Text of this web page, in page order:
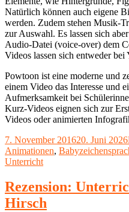
Natürlich können auch eigene
werden. Zudem stehen Musik-
zur Auswahl. Es lassen sich
Audio-Datei (voice-over) dem
Videos lassen sich entweder
Powtoon ist eine moderne und
einem Video das Interesse und
Aufmerksamkeit bei
Kurz-Videos eignen sich zur
Videos oder animierten
Veröffentlicht
am
7. November 201620. Juni 2026
Animationen,
Unterricht
Rezension:
Hirsch